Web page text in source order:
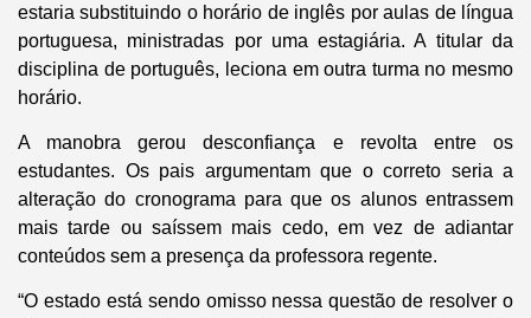
estaria substituindo o horário de inglês por aulas de língua
portuguesa, ministradas por uma estagiária. A titular da
disciplina de português, leciona em outra turma no mesmo
horário.
A manobra gerou desconfiança e revolta entre os
estudantes. Os pais argumentam que o correto seria a
alteração do cronograma para que os alunos entrassem
mais tarde ou saíssem mais cedo, em vez de adiantar
conteúdos sem a presença da professora regente.
“O estado está sendo omisso nessa questão de resolver o